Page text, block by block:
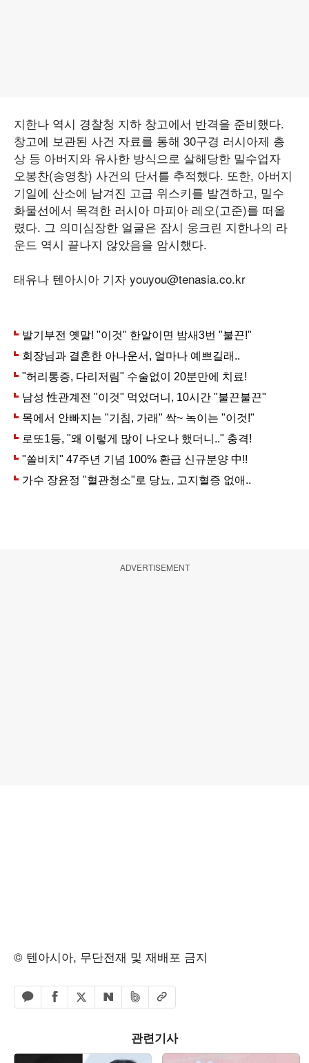
지한나 역시 경찰청 지하 창고에서 반격을 준비했다.
창고에 보관된 사건 자료를 통해 30구경 러시아제 총
상 등 아버지와 유사한 방식으로 살해당한 밀수업자
오봉찬(송영창) 사건의 단서를 추적했다. 또한, 아버지
기일에 산소에 남겨진 고급 위스키를 발견하고, 밀수
화물선에서 목격한 러시아 마피아 레오(고준)를 떠올
렸다. 그 의미심장한 얼굴은 잠시 웅크린 지한나의 라
운드 역시 끝나지 않았음을 암시했다.
태유나 텐아시아 기자 youyou@tenasia.co.kr
ADVERTISEMENT
© 텐아시아, 무단전재 및 재배포 금지
카카오톡 공유하기
페이스북 공유하기
엑스 공유하기
네이버 공유하기
밴드 공유하기
URL복사
관련기사